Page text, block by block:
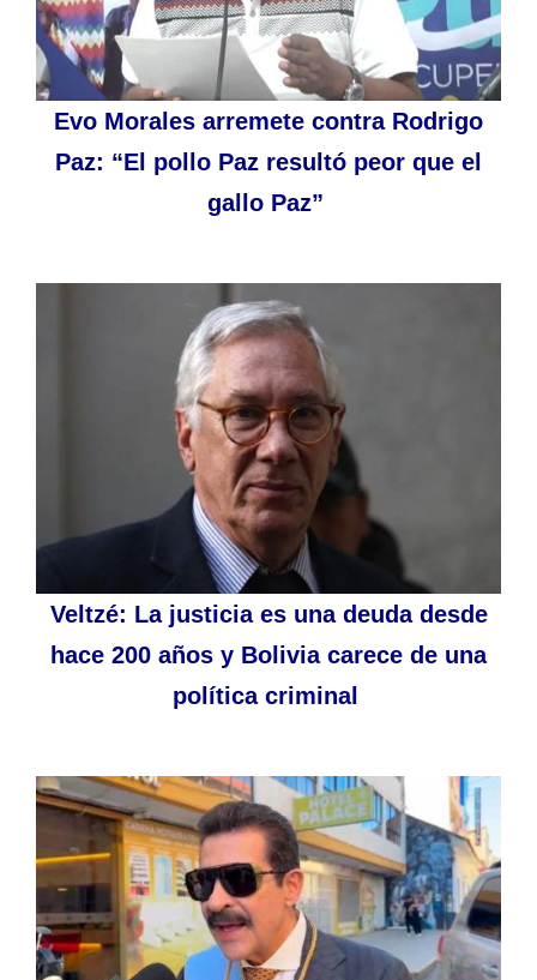
Evo Morales arremete contra Rodrigo
Paz: “El pollo Paz resultó peor que el
gallo Paz”
Veltzé: La justicia es una deuda desde
hace 200 años y Bolivia carece de una
política criminal